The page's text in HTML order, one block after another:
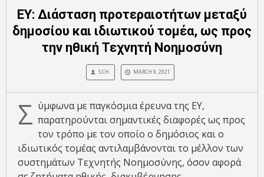
EY: Διάσταση προτεραιοτήτων μεταξύ
δημοσίου και ιδιωτικού τομέα, ως προς
την ηθική Τεχνητή Νοημοσύνη
S.CH. MARCH 9, 2021
Σ ύμφωνα με παγκόσμια έρευνα της EY,
παρατηρούνται σημαντικές διαφορές ως προς
τον τρόπο με τον οποίο ο δημόσιος και ο
ιδιωτικός τομέας αντιλαμβάνονται το μέλλον των
συστημάτων Τεχνητής Νοημοσύνης, όσον αφορά